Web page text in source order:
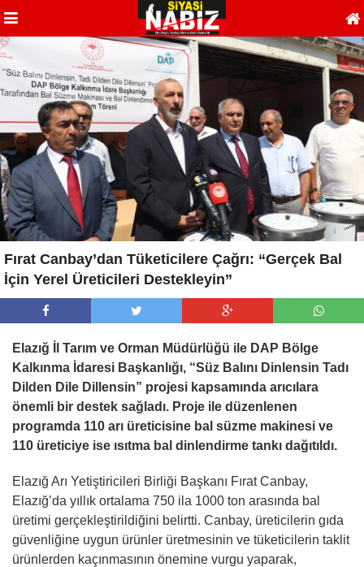
Fırat Canbay’dan Tüketicilere Çağrı: “Gerçek Bal
İçin Yerel Üreticileri Destekleyin”
Elazığ İl Tarım ve Orman Müdürlüğü ile DAP Bölge
Kalkınma İdaresi Başkanlığı, “Süz Balını Dinlensin Tadı
Dilden Dile Dillensin” projesi kapsamında arıcılara
önemli bir destek sağladı. Proje ile düzenlenen
programda 110 arı üreticisine bal süzme makinesi ve
110 üreticiye ise ısıtma bal dinlendirme tankı dağıtıldı.
Elazığ Arı Yetiştiricileri Birliği Başkanı Fırat Canbay,
Elazığ’da yıllık ortalama 750 ila 1000 ton arasında bal
üretimi gerçekleştirildiğini belirtti. Canbay, üreticilerin gıda
güvenliğine uygun ürünler üretmesinin ve tüketicilerin taklit
ürünlerden kaçınmasının önemine vurgu yaparak,